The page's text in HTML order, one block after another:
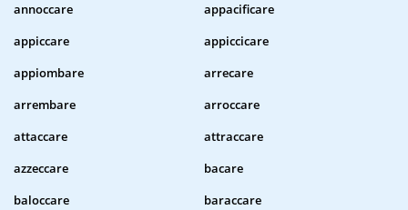
annoccare
appacificare
appiccare
appiccicare
appiombare
arrecare
arrembare
arroccare
attaccare
attraccare
azzeccare
bacare
baloccare
baraccare